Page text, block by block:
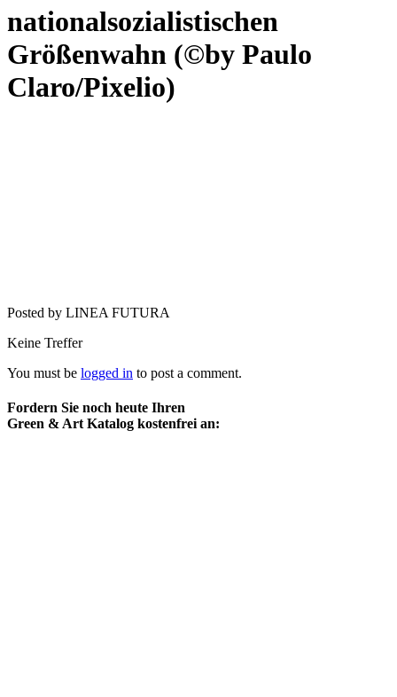
nationalsozialistischen
Größenwahn (©by Paulo
Claro/Pixelio)
Posted by LINEA FUTURA
Keine Treffer
You must be logged in to post a comment.
Fordern Sie noch heute Ihren
Green & Art Katalog kostenfrei an: